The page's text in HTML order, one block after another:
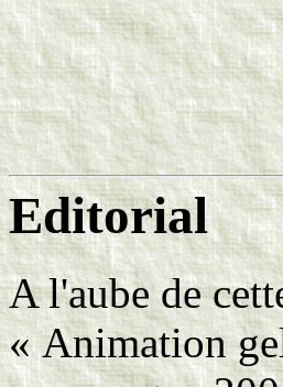
Editorial
A l'aube de
« Animation